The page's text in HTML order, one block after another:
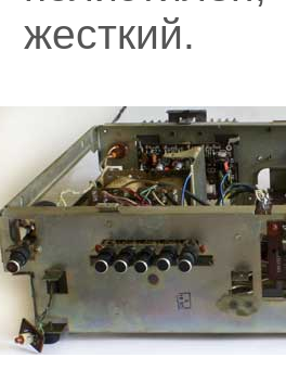
жесткий.